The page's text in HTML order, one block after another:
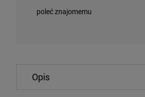
poleć znajomemu
Opis